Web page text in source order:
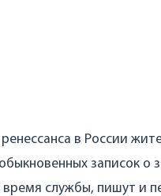
в России
записок
службы, пишут и